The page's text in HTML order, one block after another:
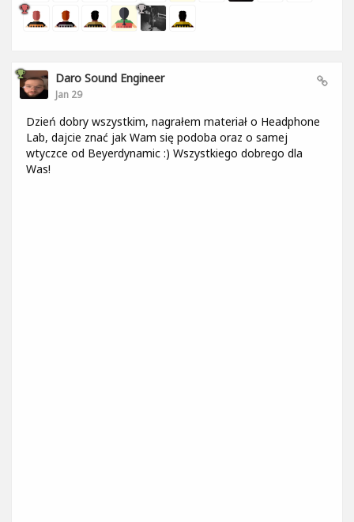
Daro Sound Engineer
Jan 29
Dzień dobry wszystkim, nagrałem materiał o Headphone
Lab, dajcie znać jak Wam się podoba oraz o samej
wtyczce od Beyerdynamic :) Wszystkiego dobrego dla
Was!